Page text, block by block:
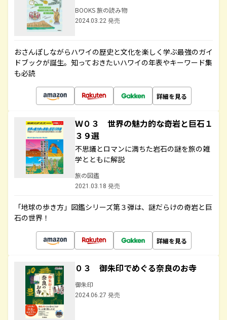
BOOKS 旅の読み物
2024.03.22 発売
おさんぽしながらハワイの歴史と文化を楽しく学ぶ最強のガイ
ドブックが誕生。知っておきたいハワイの年表やキーワード集
も必読
詳細を見る
Ｗ０３ 世界の魅力的な奇岩と巨石１
３９選
不思議とロマンに満ちた岩石の謎を旅の雑
学とともに解説
旅の図鑑
2021.03.18 発売
「地球の歩き方」図鑑シリーズ第３弾は、謎だらけの奇岩と巨
石の世界！
詳細を見る
０３ 御朱印でめぐる奈良のお寺
御朱印
2024.06.27 発売